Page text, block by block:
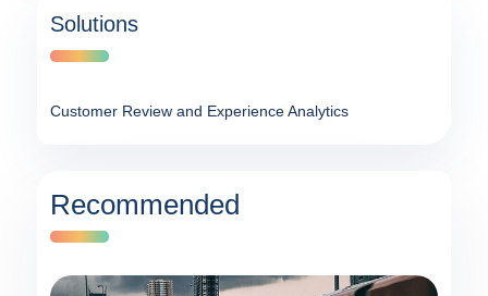
Solutions
Customer Review and Experience Analytics
Recommended